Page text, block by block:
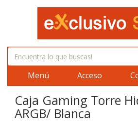
Menú Acceso
Caja Gaming Torre
ARGB/ Blanca